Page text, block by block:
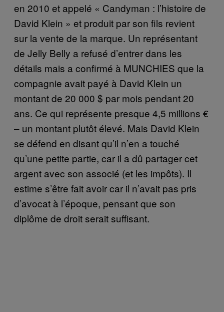
en 2010 et appelé « Candyman : l’histoire de
David Klein » et produit par son fils revient
sur la vente de la marque. Un représentant
de Jelly Belly a refusé d’entrer dans les
détails mais a confirmé à MUNCHIES que la
compagnie avait payé à David Klein un
montant de 20 000 $ par mois pendant 20
ans. Ce qui représente presque 4,5 millions €
– un montant plutôt élevé. Mais David Klein
se défend en disant qu’il n’en a touché
qu’une petite partie, car il a dû partager cet
argent avec son associé (et les impôts). Il
estime s’être fait avoir car il n’avait pas pris
d’avocat à l’époque, pensant que son
diplôme de droit serait suffisant.